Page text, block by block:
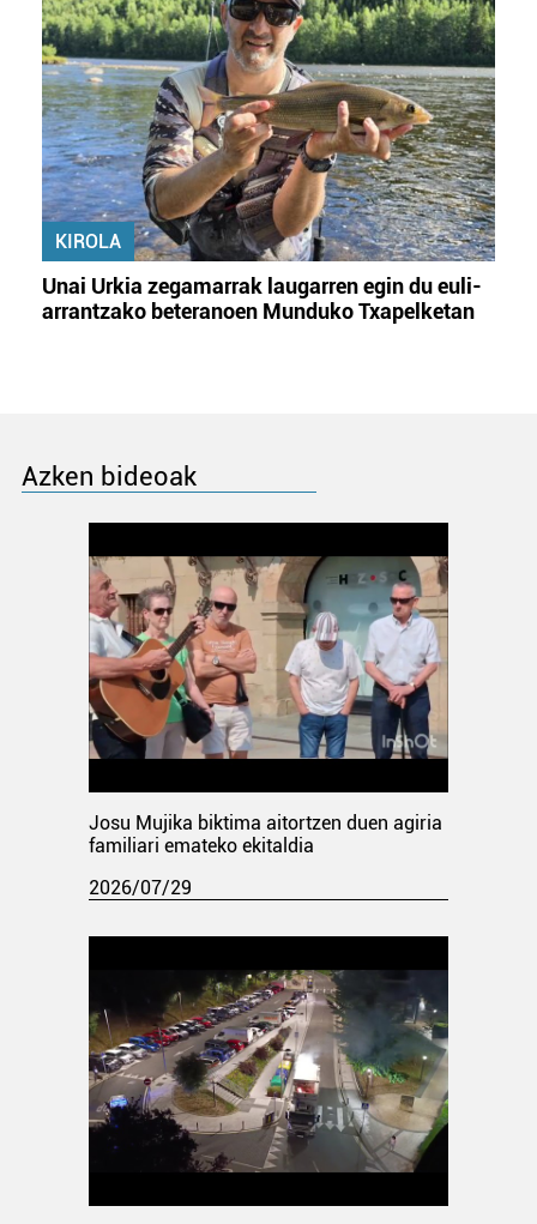
KIROLA
Unai Urkia zegamarrak laugarren egin du euli-
arrantzako beteranoen Munduko Txapelketan
Azken bideoak
Josu Mujika biktima aitortzen duen agiria
familiari emateko ekitaldia
2026/07/29